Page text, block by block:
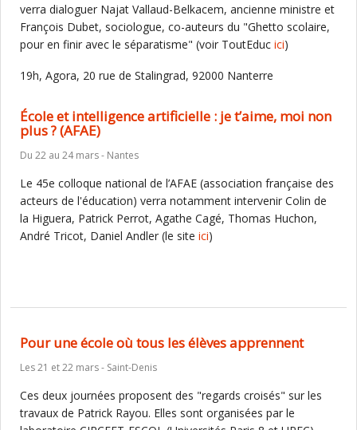
verra dialoguer Najat Vallaud-Belkacem, ancienne ministre et
François Dubet, sociologue, co-auteurs du "Ghetto scolaire,
pour en finir avec le séparatisme" (voir ToutEduc ici)
19h, Agora, 20 rue de Stalingrad, 92000 Nanterre
École et intelligence artificielle : je t’aime, moi non
plus ? (AFAE)
Du 22 au 24 mars - Nantes
Le 45e colloque national de l’AFAE (association française des
acteurs de l'éducation) verra notamment intervenir Colin de
la Higuera, Patrick Perrot, Agathe Cagé, Thomas Huchon,
André Tricot, Daniel Andler (le site ici)
Pour une école où tous les élèves apprennent
Les 21 et 22 mars - Saint-Denis
Ces deux journées proposent des "regards croisés" sur les
travaux de Patrick Rayou. Elles sont organisées par le